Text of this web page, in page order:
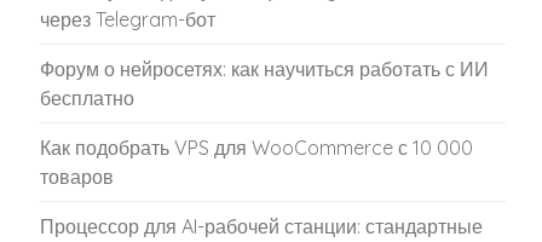
через Telegram-бот
Форум о нейросетях: как научиться работать с ИИ
бесплатно
Как подобрать VPS для WooCommerce с 10 000
товаров
Процессор для AI-рабочей станции: стандартные